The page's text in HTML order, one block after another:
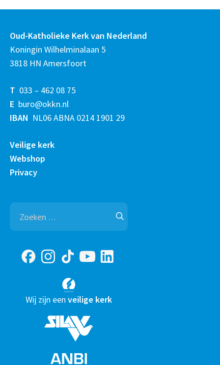
Oud-Katholieke Kerk van Nederland
Koningin Wilhelminalaan 5
3818 HN Amersfoort
T 033 – 462 08 75
E buro@okkn.nl
IBAN NL06 ABNA 0214 1901 29
Veilige kerk
Webshop
Privacy
Zoeken
naar:
Wij zijn een veilige kerk